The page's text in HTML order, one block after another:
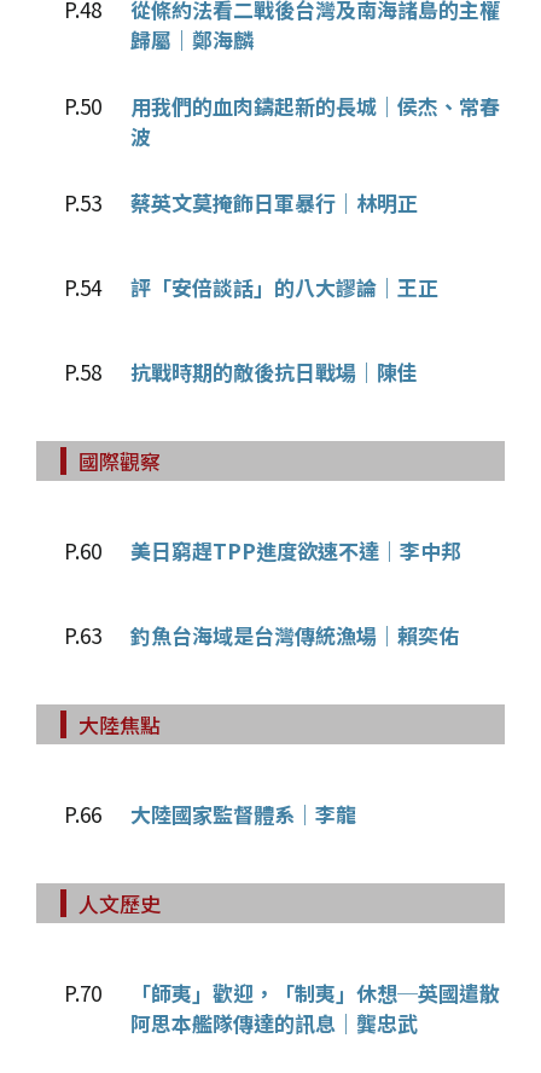
P.48
從條約法看二戰後台灣及南海諸島的主權
歸屬｜鄭海麟
P.50
用我們的血肉鑄起新的長城｜侯杰、常春
波
P.53 蔡英文莫掩飾日軍暴行｜林明正
P.54 評「安倍談話」的八大謬論｜王正
P.58 抗戰時期的敵後抗日戰場｜陳佳
國際觀察
P.60 美日窮趕TPP進度欲速不達｜李中邦
P.63 釣魚台海域是台灣傳統漁場｜賴奕佑
大陸焦點
P.66 大陸國家監督體系｜李龍
人文歷史
P.70
「師夷」歡迎，「制夷」休想─英國遣散
阿思本艦隊傳達的訊息｜龔忠武